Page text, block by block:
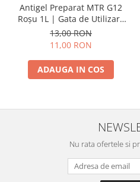
Curatare si Detailing Interior
Vopsitorie, Chituri si Adezivi
Curatare si Detailing Exterior
Articole Auto Sezoniere
Antigel Preparat MTR G12
Roșu 1L | Gata de Utilizare
-35°C |
13,00 RON
11,00 RON
ADAUGA IN COS
Nu rata ofertele si